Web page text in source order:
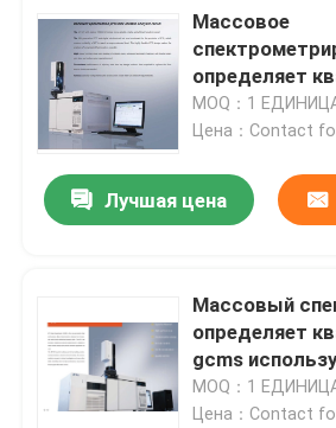
Массовое
определяет
с
HipaceTM 80/
MOQ：1
Цена：Contact
Лучшая цена
Массовый
определяет
gcms
безопасности
MOQ：1
Цена：Contact